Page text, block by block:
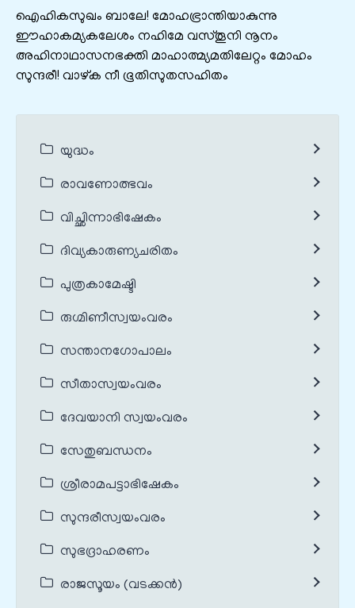
ഐഹികസുഖം ബാലേ! മോഹഭ്രാന്തിയാകുന്നു
ഈഹാകമ്യകലേശം നഹിമേ വസ്തൂനി നൂനം
അഹിനാഥാസനഭക്തി മാഹാത്മ്യമതിലേറ്റം മോഹം
സുന്ദരീ! വാഴ്ക നീ ഭൂതിസുതസഹിതം
യുദ്ധം
രാവണോത്ഭവം
വിച്ഛിന്നാഭിഷേകം
ദിവ്യകാരുണ്യചരിതം
പുത്രകാമേഷ്ടി
രുഗ്മിണീസ്വയംവരം
സന്താനഗോപാലം
സീതാസ്വയംവരം
ദേവയാനി സ്വയംവരം
സേതുബന്ധനം
ശ്രീരാമപട്ടാഭിഷേകം
സുന്ദരീസ്വയംവരം
സുഭദ്രാഹരണം
രാജസൂയം (വടക്കൻ)